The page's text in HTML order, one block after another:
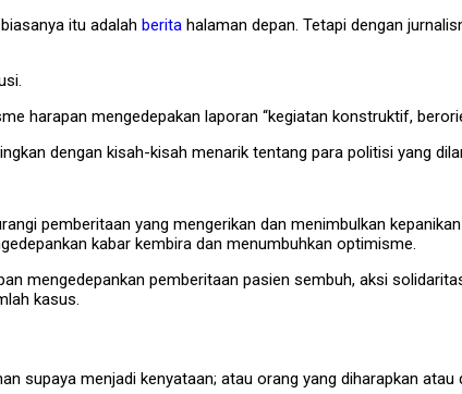
itu adalah berita halaman depan. Tetapi dengan
harapan mengedepakan laporan “kegiatan konstruktif,
dengan kisah-kisah menarik tentang para politisi yang
pemberitaan yang mengerikan dan menimbulkan
kabar kembira dan menumbuhkan optimisme.
mengedepankan pemberitaan pasien sembuh, aksi
kasus.
supaya menjadi kenyataan; atau orang yang diharapkan atau